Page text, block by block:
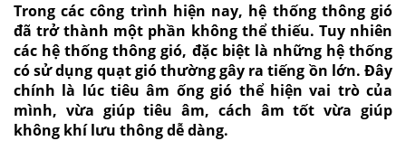
Trong các công trình hiện nay, hệ thống thông gió
đã trở thành một phần không thể thiếu. Tuy nhiên
các hệ thống thông gió, đặc biệt là những hệ thống
có sử dụng quạt gió thường gây ra tiếng ồn lớn. Đây
chính là lúc tiêu âm ống gió thể hiện vai trò của
mình, vừa giúp tiêu âm, cách âm tốt vừa giúp
không khí lưu thông dễ dàng.